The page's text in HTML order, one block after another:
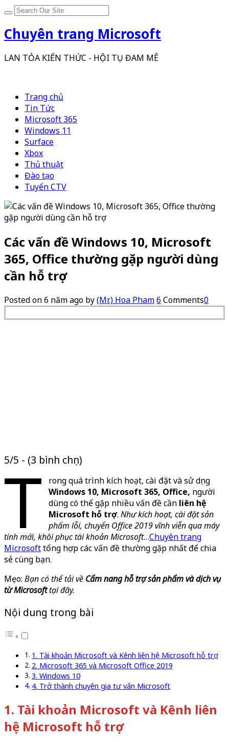
Chuyên trang Microsoft
LAN TỎA KIẾN THỨC - HỘI TỤ ĐAM MÊ
Trang chủ
Tin Tức
Microsoft 365
Windows 11
Surface
Xbox
Thủ thuật
Đào tạo
Tuyển CTV
Các vấn đề Windows 10, Microsoft
365, Office thường gặp người dùng
cần hỗ trợ
Posted on6 năm ago by(Mr.) Hoa Pham6 Comments0
5/5 - (3 bình chọn)
T
rong quá trình kích hoạt, cài đặt và sử dụng
Windows 10, Microsoft 365, Office, người
dùng có thể gặp nhiều vấn đề cần liên hệ
Microsoft hỗ trợ.Như kích hoạt, cài đặt sản
phẩm lỗi, chuyển Office 2019 vĩnh viễn qua máy
tính mới, khôi phục tài khoản Microsoft…Chuyên trang
Microsofttổng hợp các vấn đề thường gặp nhất để chia
sẻ cùng bạn.
Mẹo: Bạn có thể tải về Cẩm nang hỗ trợ sản phẩm và dịch vụ
từ Microsofttại đây.
Nội dung trong bài
1. Tài khoản Microsoft và Kênh liên hệ Microsoft hỗ trợ
2. Microsoft 365 và Microsoft Office 2019
3. Windows 10
4. Trở thành chuyên gia tư vấn Microsoft
1. Tài khoản Microsoft và Kênh liên
hệ Microsoft hỗ trợ